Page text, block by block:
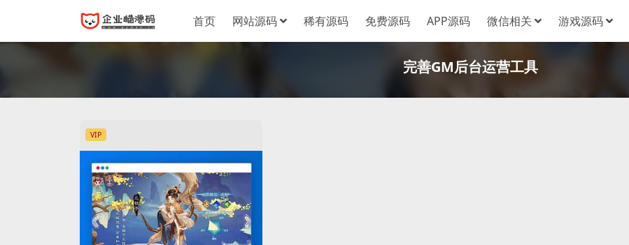
首页 网站源码 稀有源码 免费源码 APP源码 微信相关 游戏源码
完善GM后台运营工具
VIP